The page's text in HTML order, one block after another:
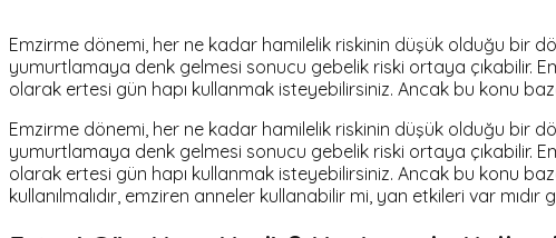
Emzirme dönemi, her ne kadar hamilelik riskinin düşük olduğu bir
yumurtlamaya denk gelmesi sonucu gebelik riski ortaya çıkabilir.
olarak ertesi gün hapı kullanmak isteyebilirsiniz. Ancak bu konu
Emzirme dönemi, her ne kadar hamilelik riskinin düşük olduğu bir
yumurtlamaya denk gelmesi sonucu gebelik riski ortaya çıkabilir.
olarak ertesi gün hapı kullanmak isteyebilirsiniz. Ancak bu konu
kullanılmalıdır, emziren anneler kullanabilir mi, yan etkileri var mıdır